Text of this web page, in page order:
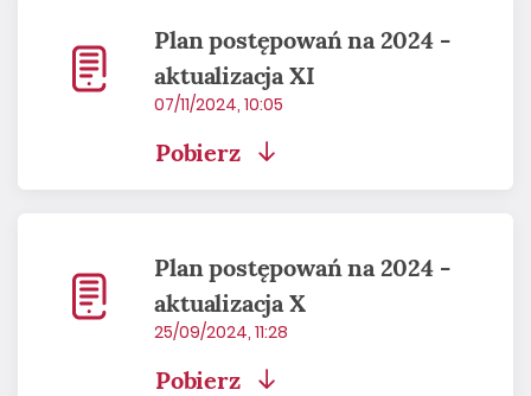
Plan postępowań na 2024 -
aktualizacja XI
07/11/2024, 10:05
Pobierz
Plan postępowań na 2024 -
aktualizacja X
25/09/2024, 11:28
Pobierz